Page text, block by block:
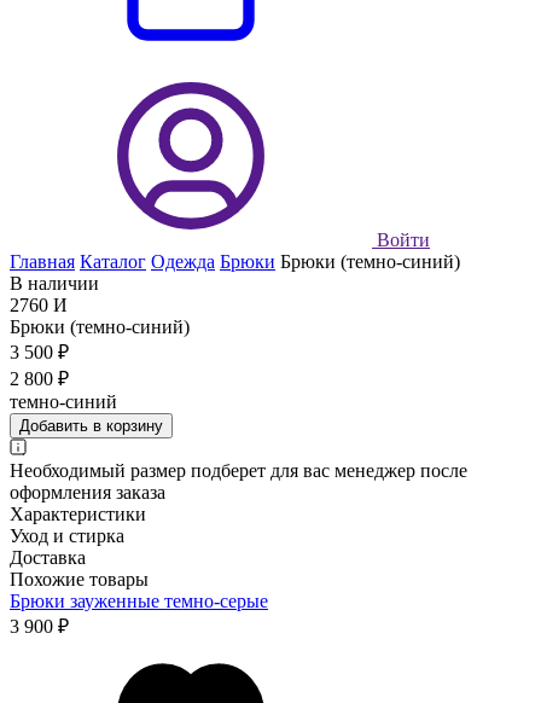
Войти
Главная Каталог Одежда Брюки Брюки (темно-синий)
В наличии
2760 И
Брюки (темно-синий)
3 500 ₽
2 800 ₽
темно-синий
Добавить в корзину
Необходимый размер подберет для вас менеджер после
оформления заказа
Характеристики
Уход и стирка
Доставка
Похожие товары
Брюки зауженные темно-серые
3 900 ₽